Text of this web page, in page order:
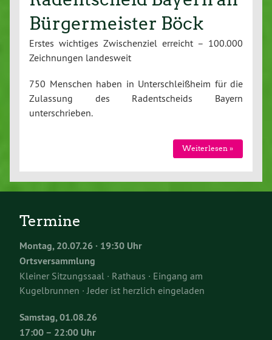
Bürgermeister Böck
Erstes wichtiges Zwischenziel erreicht – 100.000
Zeichnungen landesweit
750 Menschen haben in Unterschleißheim für die
Zulassung des Radentscheids Bayern
unterschrieben.
Weiterlesen »
Termine
Montag, 20.07.26 · 19:30 Uhr
Ortsversammlung
Kleiner Sitzungssaal · Rathaus · Eingang am
Kugelbrunnen · Jeder ist herzlich eingeladen
Samstag, 01.08.26
17:00 – 22:00 Uhr